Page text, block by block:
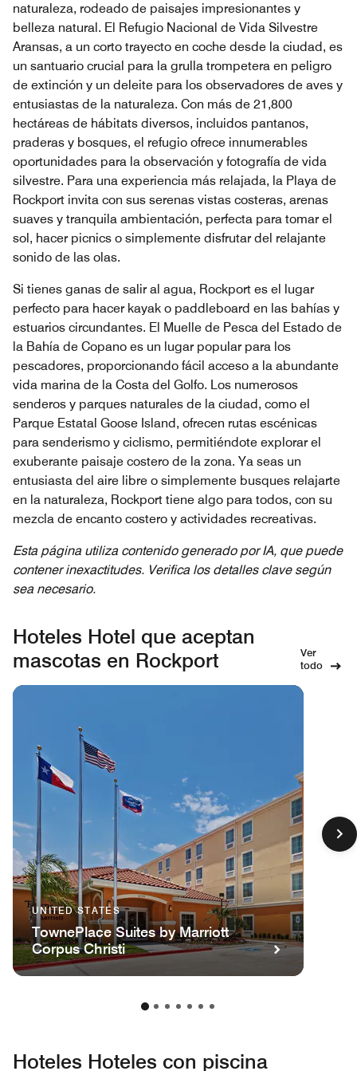
naturaleza, rodeado de paisajes impresionantes y
belleza natural. El Refugio Nacional de Vida Silvestre
Aransas, a un corto trayecto en coche desde la ciudad, es
un santuario crucial para la grulla trompetera en peligro
de extinción y un deleite para los observadores de aves y
entusiastas de la naturaleza. Con más de 21,800
hectáreas de hábitats diversos, incluidos pantanos,
praderas y bosques, el refugio ofrece innumerables
oportunidades para la observación y fotografía de vida
silvestre. Para una experiencia más relajada, la Playa de
Rockport invita con sus serenas vistas costeras, arenas
suaves y tranquila ambientación, perfecta para tomar el
sol, hacer picnics o simplemente disfrutar del relajante
sonido de las olas.
Si tienes ganas de salir al agua, Rockport es el lugar
perfecto para hacer kayak o paddleboard en las bahías y
estuarios circundantes. El Muelle de Pesca del Estado de
la Bahía de Copano es un lugar popular para los
pescadores, proporcionando fácil acceso a la abundante
vida marina de la Costa del Golfo. Los numerosos
senderos y parques naturales de la ciudad, como el
Parque Estatal Goose Island, ofrecen rutas escénicas
para senderismo y ciclismo, permitiéndote explorar el
exuberante paisaje costero de la zona. Ya seas un
entusiasta del aire libre o simplemente busques relajarte
en la naturaleza, Rockport tiene algo para todos, con su
mezcla de encanto costero y actividades recreativas.
Esta página utiliza contenido generado por IA, que puede
contener inexactitudes. Verifica los detalles clave según
sea necesario.
Hoteles Hotel que aceptan
mascotas en Rockport
Ver
todo
UNITED STATES
TownePlace Suites by Marriott
Corpus Christi
Hoteles Hoteles con piscina